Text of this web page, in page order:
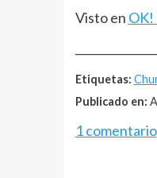
Visto en OK!
Etiquetas:
Publicado en:
1 comentario